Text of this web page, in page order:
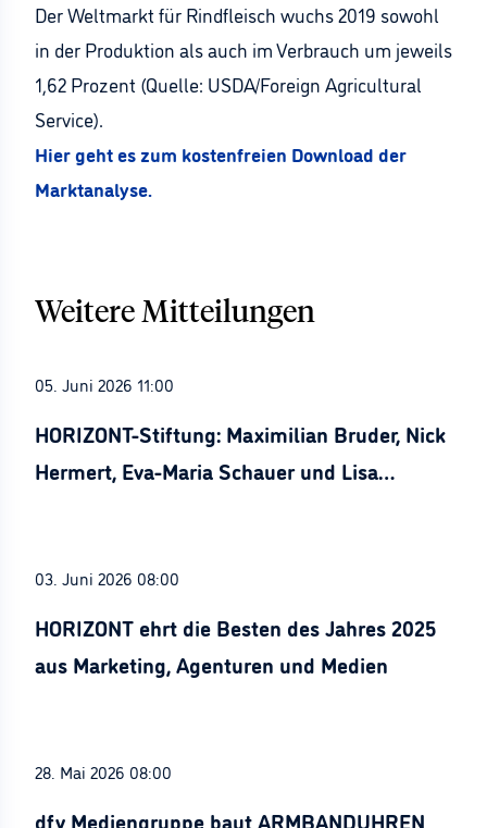
Der Weltmarkt für Rindfleisch wuchs 2019 sowohl
in der Produktion als auch im Verbrauch um jeweils
1,62 Prozent (Quelle: USDA/Foreign Agricultural
Service).
Hier geht es zum kostenfreien Download der
Marktanalyse.
Weitere Mitteilungen
05. Juni 2026 11:00
HORIZONT-Stiftung: Maximilian Bruder, Nick
Hermert, Eva-Maria Schauer und Lisa
03. Juni 2026 08:00
HORIZONT ehrt die Besten des Jahres 2025
aus Marketing, Agenturen und Medien
28. Mai 2026 08:00
dfv Mediengruppe baut ARMBANDUHREN